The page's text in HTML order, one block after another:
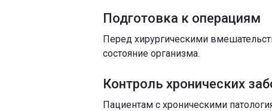
Подготовка к операциям
Перед хирургическими
состояние организма.
Контроль хронических
Пациентам с хроническими